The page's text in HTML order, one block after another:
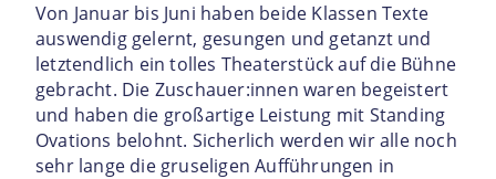
Von Januar bis Juni haben beide Klassen Texte
auswendig gelernt, gesungen und getanzt und
letztendlich ein tolles Theaterstück auf die Bühne
gebracht. Die Zuschauer:innen waren begeistert
und haben die großartige Leistung mit Standing
Ovations belohnt. Sicherlich werden wir alle noch
sehr lange die gruseligen Aufführungen in